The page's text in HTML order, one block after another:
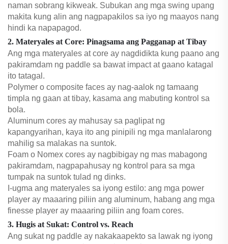
naman sobrang kikweak. Subukan ang mga swing upang
makita kung alin ang nagpapakilos sa iyo ng maayos nang
hindi ka napapagod.
2. Materyales at Core: Pinagsama ang Pagganap at Tibay
Ang mga materyales at core ay nagdidikta kung paano ang
pakiramdam ng paddle sa bawat impact at gaano katagal
ito tatagal.
Polymer o composite faces ay nag-aalok ng tamaang
timpla ng gaan at tibay, kasama ang mabuting kontrol sa
bola.
Aluminum cores ay mahusay sa paglipat ng
kapangyarihan, kaya ito ang pinipili ng mga manlalarong
mahilig sa malakas na suntok.
Foam o Nomex cores ay nagbibigay ng mas mabagong
pakiramdam, nagpapahusay ng kontrol para sa mga
tumpak na suntok tulad ng dinks.
I-ugma ang materyales sa iyong estilo: ang mga power
player ay maaaring piliin ang aluminum, habang ang mga
finesse player ay maaaring piliin ang foam cores.
3. Hugis at Sukat: Control vs. Reach
Ang sukat ng paddle ay nakakaapekto sa lawak ng iyong